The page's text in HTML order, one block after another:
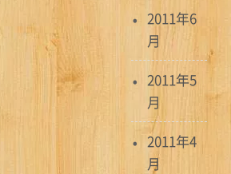
2011年6
月
2011年5
月
2011年4
月